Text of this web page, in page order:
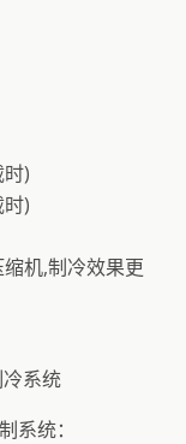
)
)
机,制冷效果更
系统：